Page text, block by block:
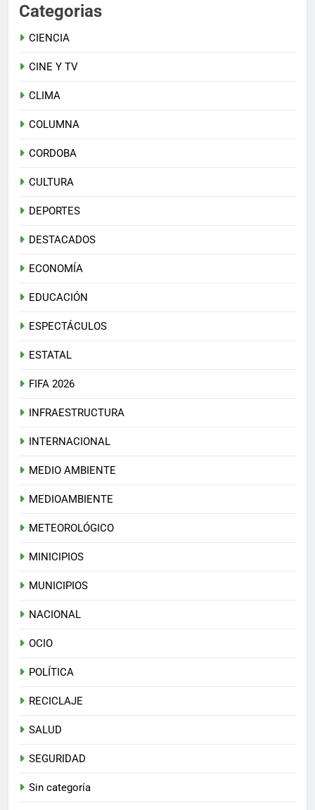
Categorias
CIENCIA
CINE Y TV
CLIMA
COLUMNA
CORDOBA
CULTURA
DEPORTES
DESTACADOS
ECONOMÍA
EDUCACIÓN
ESPECTÁCULOS
ESTATAL
FIFA 2026
INFRAESTRUCTURA
INTERNACIONAL
MEDIO AMBIENTE
MEDIOAMBIENTE
METEOROLÓGICO
MINICIPIOS
MUNICIPIOS
NACIONAL
OCIO
POLÍTICA
RECICLAJE
SALUD
SEGURIDAD
Sin categoría